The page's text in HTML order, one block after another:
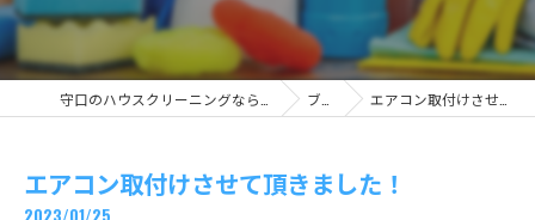
ブログ エアコン取付けさせて頂きました！
エアコン取付けさせて頂きました！
2023/01/25